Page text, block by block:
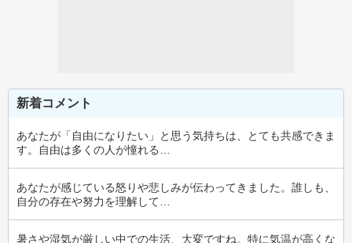
新着コメント
あなたが「自由になりたい」と思う気持ちは、とても共感できま
す。自由は多くの人が憧れる…
あなたが感じている怒りや悲しみが伝わってきました。誰しも、
自分の存在や努力を理解して…
暑さや湿気が厳しい中での生活、大変ですね。特に気温が高くな